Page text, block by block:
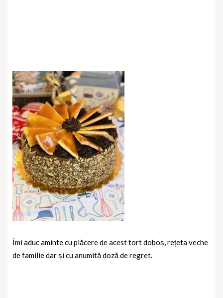
Îmi aduc aminte cu plăcere de acest tort doboș, rețeta veche
de familie dar și cu anumită doză de regret.